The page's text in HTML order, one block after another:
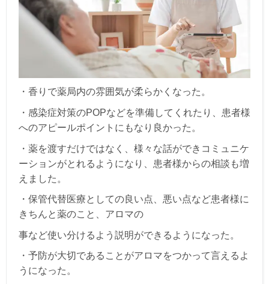
・ 香りで薬局内の雰囲気が柔らかくなった。
・感染症対策のPOPなどを準備してくれたり、患者様
へのアピールポイントにもなり良かった。
・薬を渡すだけではなく、様々な話ができコミュニケ
ーションがとれるようになり、患者様からの相談も増
えました。
・保管代替医療としての良い点、悪い点など患者様に
きちんと薬のこと、アロマの
事など使い分けるよう説明ができるようになった。
・予防が大切であることがアロマをつかって言えるよ
うになった。